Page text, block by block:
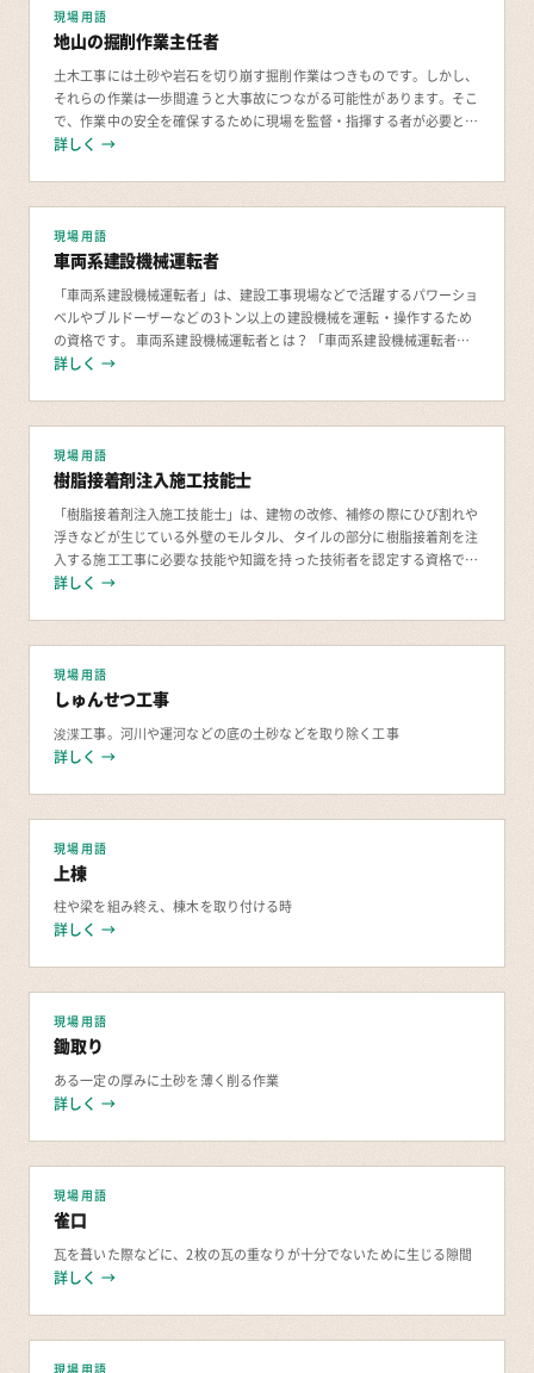
現場用語
地山の掘削作業主任者
土木工事には土砂や岩石を切り崩す掘削作業はつきものです。しかし、
それらの作業は一歩間違うと大事故につながる可能性があります。そこ
で、作業中の安全を確保するために現場を監督・指揮する者が必要と
詳しく →
現場用語
車両系建設機械運転者
「車両系建設機械運転者」は、建設工事現場などで活躍するパワーショ
ベルやブルドーザーなどの3トン以上の建設機械を運転・操作するため
の資格です。 車両系建設機械運転者とは？ 「車両系建設機械運転者」
は、労働安全衛生法に基づいて各都道府県の指
詳しく →
現場用語
樹脂接着剤注入施工技能士
「樹脂接着剤注入施工技能士」は、建物の改修、補修の際にひび割れや
浮きなどが生じている外壁のモルタル、タイルの部分に樹脂接着剤を注
入する施工工事に必要な技能や知識を持った技術者を認定する資格で
す。 樹脂接着剤注入施工工事は建物の補修工事
詳しく →
現場用語
しゅんせつ工事
浚渫工事。河川や運河などの底の土砂などを取り除く工事
詳しく →
現場用語
上棟
柱や梁を組み終え、棟木を取り付ける時
詳しく →
現場用語
鋤取り
ある一定の厚みに土砂を薄く削る作業
詳しく →
現場用語
雀口
瓦を葺いた際などに、2枚の瓦の重なりが十分でないために生じる隙間
詳しく →
現場用語